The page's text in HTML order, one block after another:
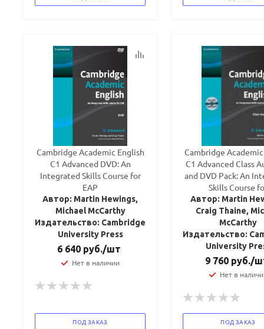
Cambridge Academic English
C1 Advanced DVD: An
Integrated Skills Course for
EAP
Автор: Martin Hewings,
Michael McCarthy
Издательство: Cambridge
University Press
6 640 руб./шт
Нет в наличии
ПОД ЗАКАЗ
Cambridge
C1 Advanced Class
and DVD Pack: An
Skills Course
Автор: Martin
Craig Thaine,
McCarthy
Издательство:
University
9 760 руб./
Нет в
ПОД ЗАКАЗ